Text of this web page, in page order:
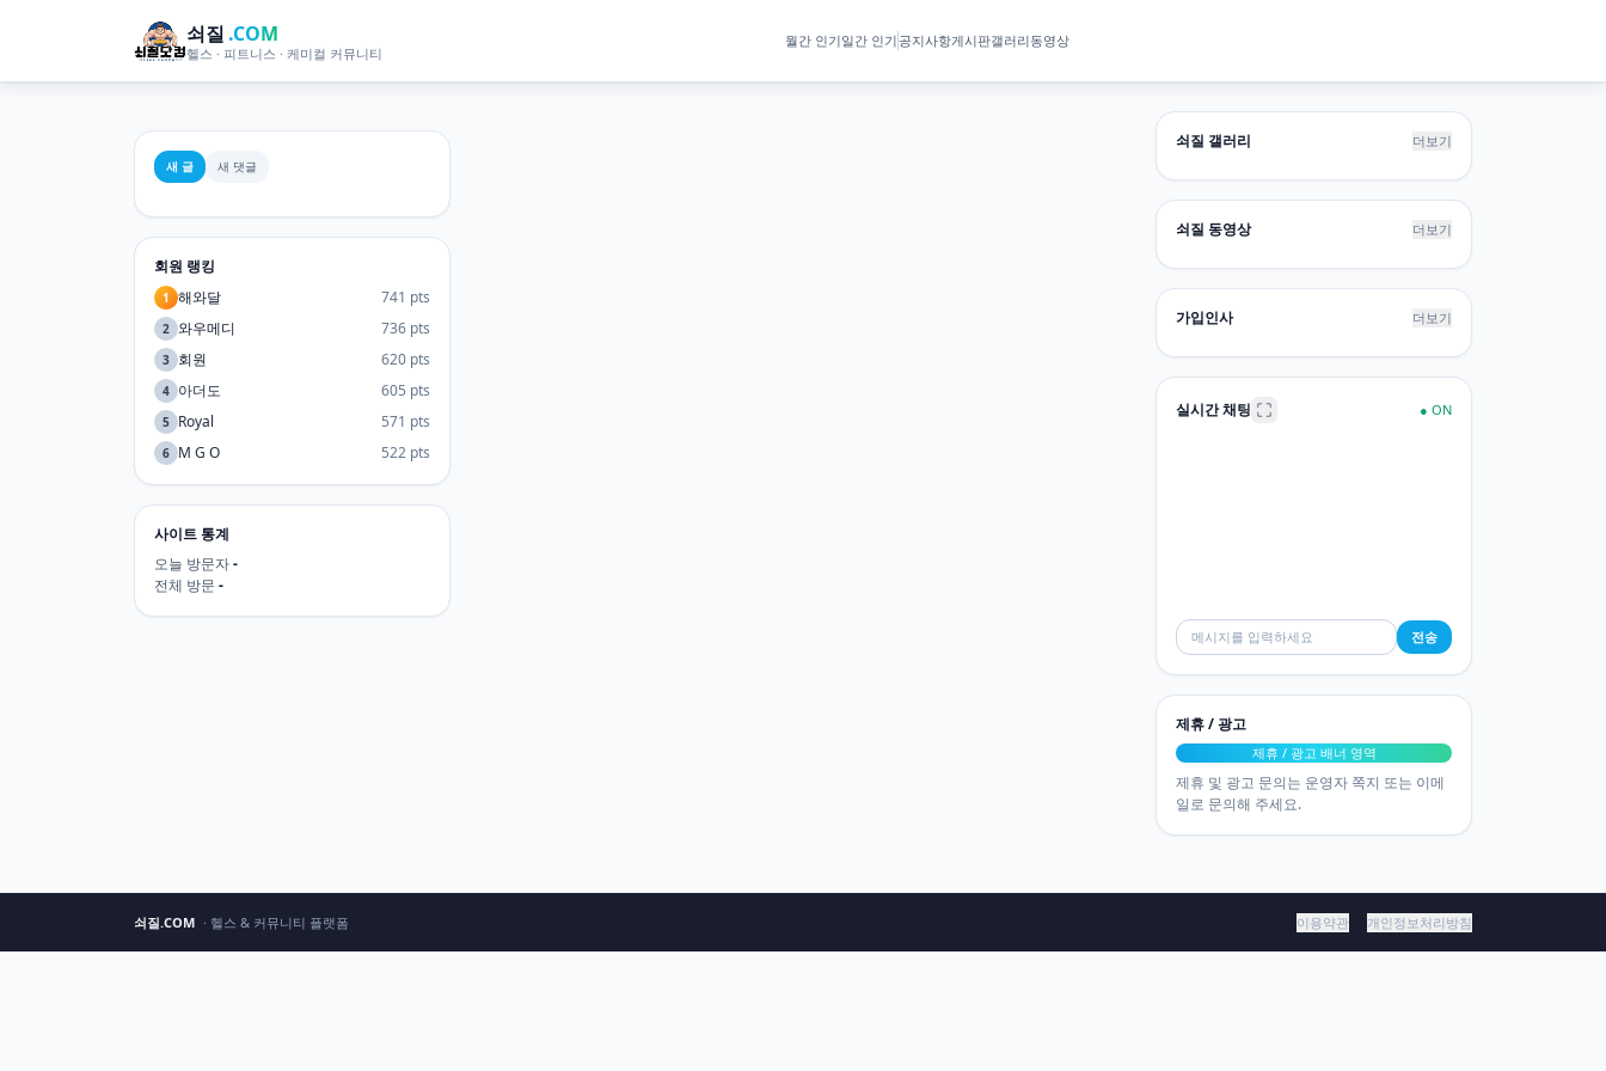
쇠질 .COM
헬스 · 피트니스 · 케미컬 커뮤니티
월간 인기일간 인기공지사항게시판갤러리동영상
새 글 새 댓글
회원 랭킹
1 해와달 741 pts
2 와우메디 736 pts
3 회원 620 pts
4 아더도 605 pts
5 Royal 571 pts
6 M G O 522 pts
사이트 통계
오늘 방문자-
전체 방문 -
쇠질 갤러리 더보기
쇠질 동영상 더보기
가입인사 더보기
실시간 채팅 ● ON
전송
제휴 / 광고
제휴 / 광고 배너 영역
제휴 및 광고 문의는 운영자 쪽지 또는 이메
일로 문의해 주세요.
쇠질.COM · 헬스 & 커뮤니티 플랫폼 이용약관 개인정보처리방침